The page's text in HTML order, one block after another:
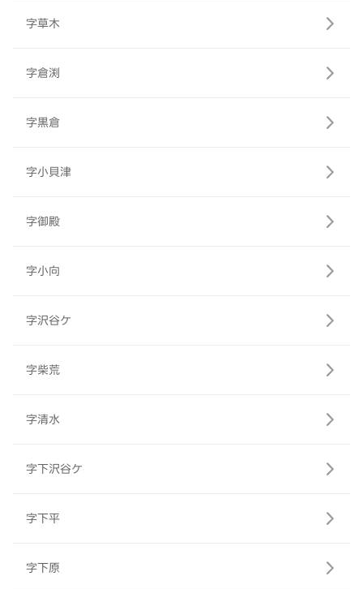
字草木
字倉渕
字黒倉
字小貝津
字御殿
字小向
字沢谷ケ
字柴荒
字清水
字下沢谷ケ
字下平
字下原